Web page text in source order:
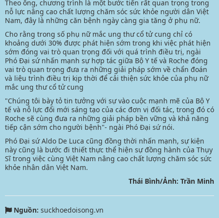
Theo ông, chương trình là một bước tiến rất quan trọng trong
nỗ lực nâng cao chất lượng chăm sóc sức khỏe người dân Việt
Nam, đây là những căn bệnh ngày càng gia tăng ở phụ nữ.
Cho rằng trong số phụ nữ mắc ung thư cổ tử cung chỉ có
khoảng dưới 30% được phát hiện sớm trong khi việc phát hiện
sớm đóng vai trò quan trọng đối với quá trình điều trị, ngài
Phó Đại sứ nhấn mạnh sự hợp tác giữa Bộ Y tế và Roche đóng
vai trò quan trọng đưa ra những giải pháp sớm về chẩn đoán
và liệu trình điều trị kịp thời để cải thiện sức khỏe của phụ nữ
mắc ung thư cổ tử cung
"Chúng tôi bày tỏ tin tưởng với sự vào cuộc mạnh mẽ của Bộ Y
tế và nỗ lực đổi mới sáng tạo của các đơn vị đối tác, trong đó có
Roche sẽ cùng đưa ra những giải pháp bền vững và khả năng
tiếp cận sớm cho người bệnh"- ngài Phó Đại sứ nói.
Phó Đại sứ Aldo De Luca cũng đồng thời nhấn mạnh, sự kiện
này cũng là bước đi thiết thực thể hiện sự đồng hành của Thụy
Sĩ trong việc cùng Việt Nam nâng cao chất lượng chăm sóc sức
khỏe nhân dân Việt Nam.
Thái Bình/Ảnh: Trần Minh
Nguồn: suckhoedoisong.vn